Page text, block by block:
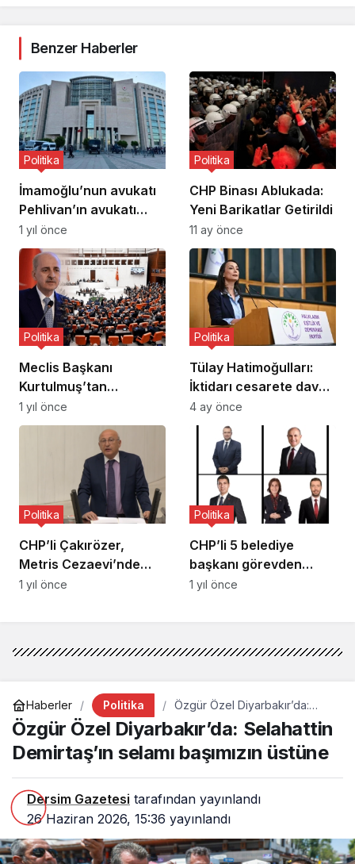
Benzer Haberler
İmamoğlu’nun avukatı
Pehlivan’ın avukatı
hakkında da gözaltı
kararı
Politika
1 yıl önce
CHP Binası Ablukada:
Yeni Barikatlar Getirildi
Politika
11 ay önce
Meclis Başkanı
Kurtulmuş’tan
“komisyon” mesajı
Politika
1 yıl önce
Tülay Hatimoğulları:
İktidarı cesarete davet
ediyoruz
Politika
4 ay önce
CHP’li Çakırözer,
Metris Cezaevi’nde
ziyaret ettiği
Politika
1 yıl önce
CHP’li 5 belediye
başkanı görevden
uzaklaştırıldı
Politika
1 yıl önce
Haberler Politika
Özgür Özel Diyarbakır’da:
Selahattin Demirtaş’ın selamı
başımızın üstüne
Özgür Özel Diyarbakır’da: Selahattin
Demirtaş’ın selamı başımızın üstüne
Dersim Gazetesi tarafından yayınlandı
26 Haziran 2026, 15:36 yayınlandı